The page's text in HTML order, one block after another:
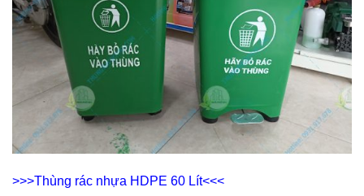
>>>Thùng rác nhựa HDPE 60 Lít<<<